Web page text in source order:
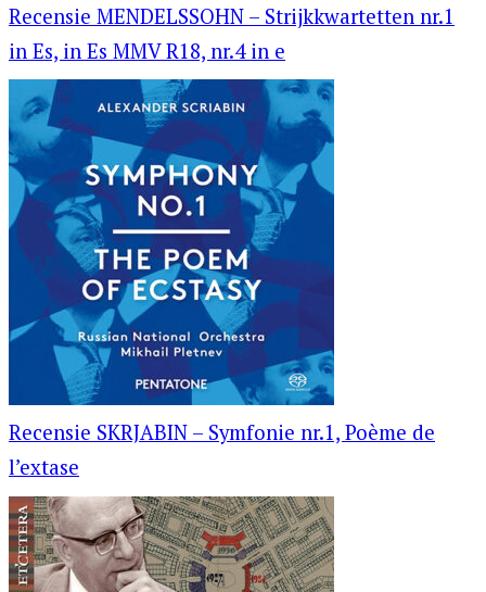
Recensie MENDELSSOHN – Strijkkwartetten nr.1
in Es, in Es MMV R18, nr.4 in e
Recensie SKRJABIN – Symfonie nr.1, Poème de
l’extase